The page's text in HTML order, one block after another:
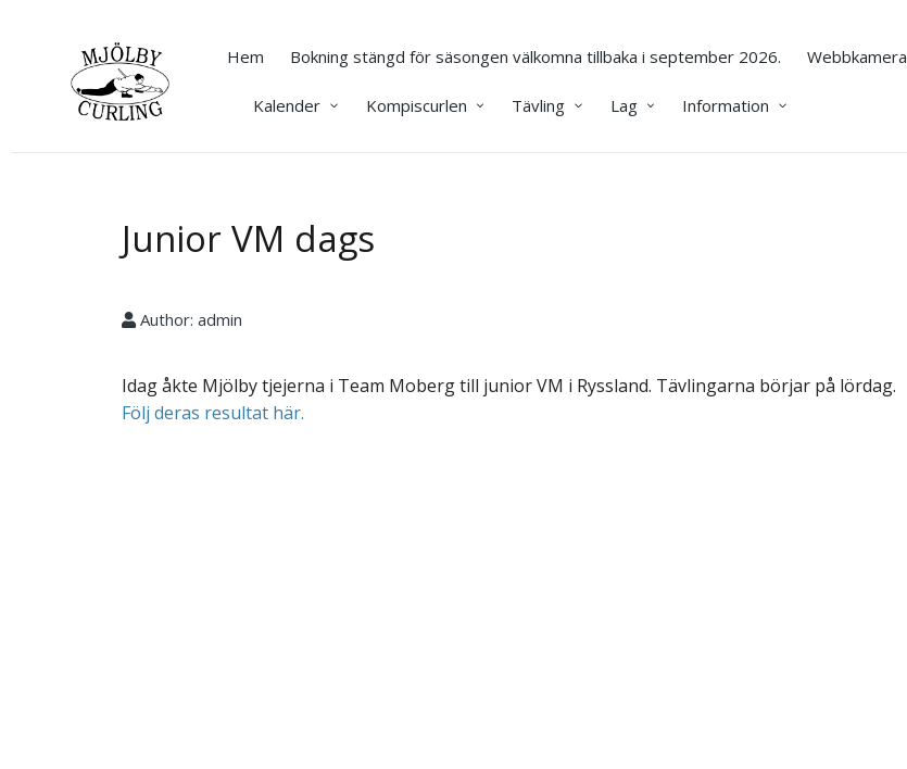
Hem Bokning stängd för säsongen välkomna tillbaka i september 2026. Webbkamera
Kalender Kompiscurlen Tävling Lag Information
Junior VM dags
Author: admin
Idag åkte Mjölby tjejerna i Team Moberg till junior VM i Ryssland. Tävlingarna börjar på lördag.
Följ deras resultat här.